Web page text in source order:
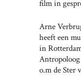
film in
Arne
heeft een
in
o.m de Ster